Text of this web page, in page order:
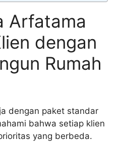
Arfatama
dengan
Rumah
dengan paket standar
bahwa setiap klien
yang berbeda.